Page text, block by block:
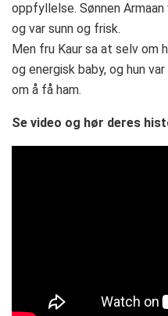
oppfyllelse. Sønnen
og var sunn og frisk.
Men fru Kaur sa at selv om
og energisk baby, og hun
om å få ham.
Se video og hør deres